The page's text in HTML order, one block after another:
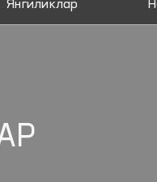
Янгиликлар